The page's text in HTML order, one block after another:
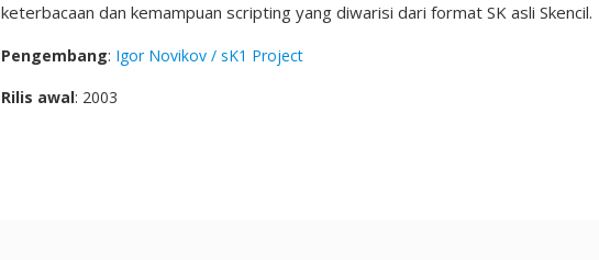
keterbacaan dan kemampuan scripting yang diwarisi dari format SK asli Skencil.
Pengembang: Igor Novikov / sK1 Project
Rilis awal: 2003